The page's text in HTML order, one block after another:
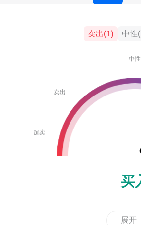
卖出(1) 中性(
中性
卖出
超卖
买
展开